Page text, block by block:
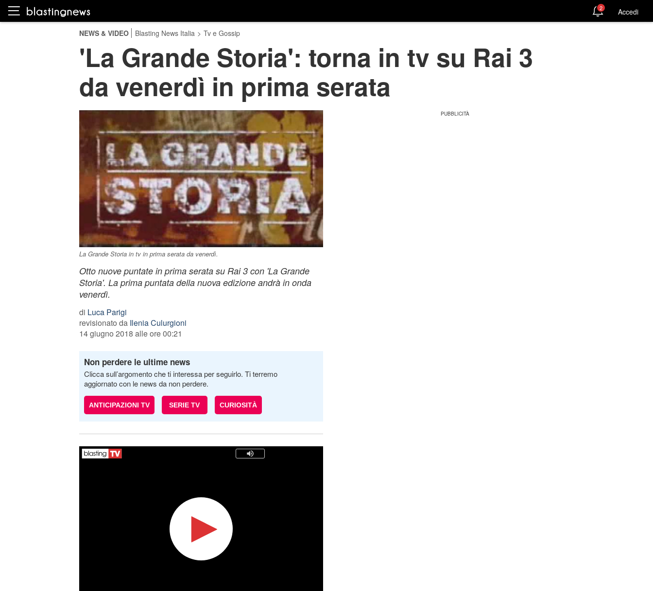
2 Accedi
NEWS & VIDEO Blasting News Italia > Tv e Gossip
'La Grande Storia': torna in tv su Rai 3
da venerdì in prima serata
La Grande Storia in tv in prima serata da venerdì.
Otto nuove puntate in prima serata su Rai 3 con 'La Grande
Storia'. La prima puntata della nuova edizione andrà in onda
venerdì.
di Luca Parigi
revisionato da Ilenia Culurgioni
14 giugno 2018 alle ore 00:21
Non perdere le ultime news
Clicca sull’argomento che ti interessa per seguirlo. Ti terremo
aggiornato con le news da non perdere.
ANTICIPAZIONI TV SERIE TV CURIOSITÀ